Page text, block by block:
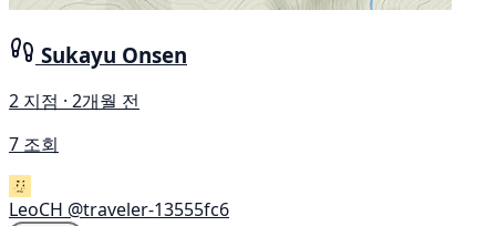
Sukayu Onsen
2 지점 · 2개월 전
7 조회
LeoCH @traveler-13555fc6